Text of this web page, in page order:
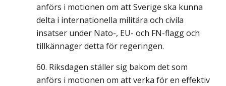
anförs i motionen om att Sverige ska kunna
delta i internationella militära och civila
insatser under Nato-, EU- och FN-flagg och
tillkännager detta för regeringen.
Riksdagen ställer sig bakom det som
anförs i motionen om att verka för en effektiv